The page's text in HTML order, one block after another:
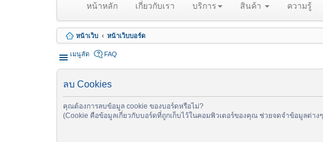
หน้าหลัก(
u
r
)
เกี่ยวกับเรา บริการ สินค้า ความรู้
หน้าเว็บ หน้าเว็บบอร์ด
เมนูลัด FAQ
ลบ Cookies
คุณต้องการลบข้อมูล cookie ของบอร์ดหรือไม่?
(Cookie คือข้อมูลเกี่ยวกับบอร์ดที่ถูกเก็บไว้ในคอมพิวเตอร์ของคุณ ช่วยจดจำข้อมูลต่าง